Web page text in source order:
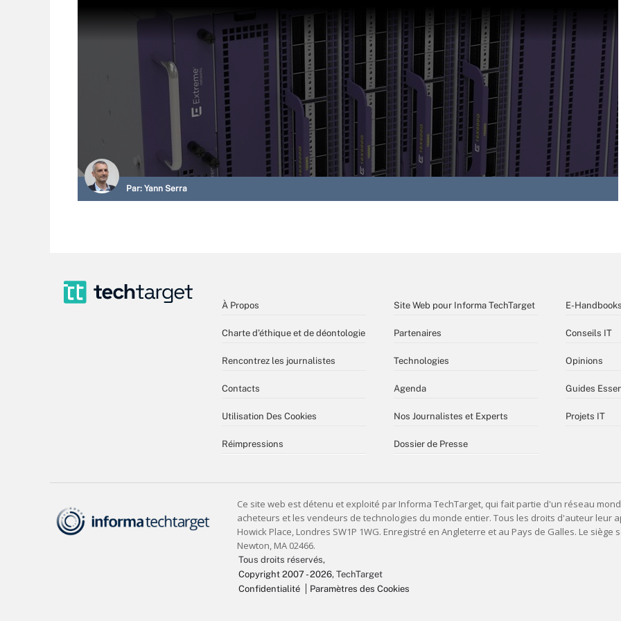
Par: Yann Serra
À Propos
Charte d’éthique et de déontologie
Rencontrez les journalistes
Contacts
Utilisation Des Cookies
Réimpressions
Site Web pour Informa TechTarget
Partenaires
Technologies
Agenda
Nos Journalistes et Experts
Dossier de Presse
E-
Conseils IT
Opinions
Guides
Projets IT
Tous droits réservés,
Copyright 2007 - 2026, TechTarget
Confidentialité
Paramètres des Cookies